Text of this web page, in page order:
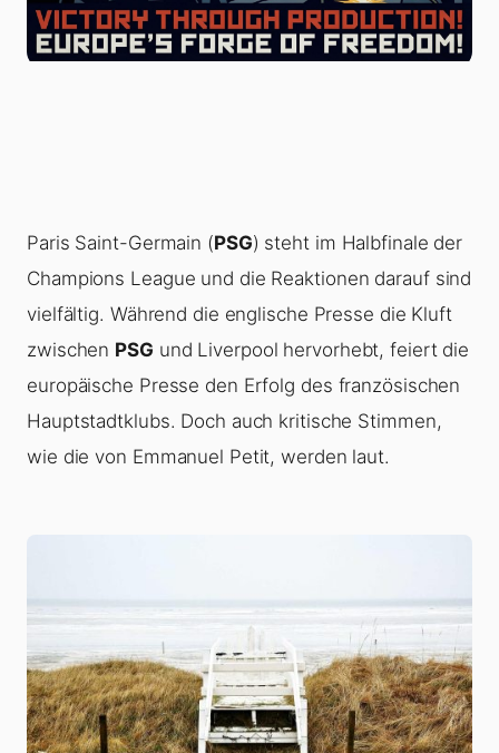
Paris Saint-Germain (PSG) steht im Halbfinale der
Champions League und die Reaktionen darauf sind
vielfältig. Während die englische Presse die Kluft
zwischen PSG und Liverpool hervorhebt, feiert die
europäische Presse den Erfolg des französischen
Hauptstadtklubs. Doch auch kritische Stimmen,
wie die von Emmanuel Petit, werden laut.